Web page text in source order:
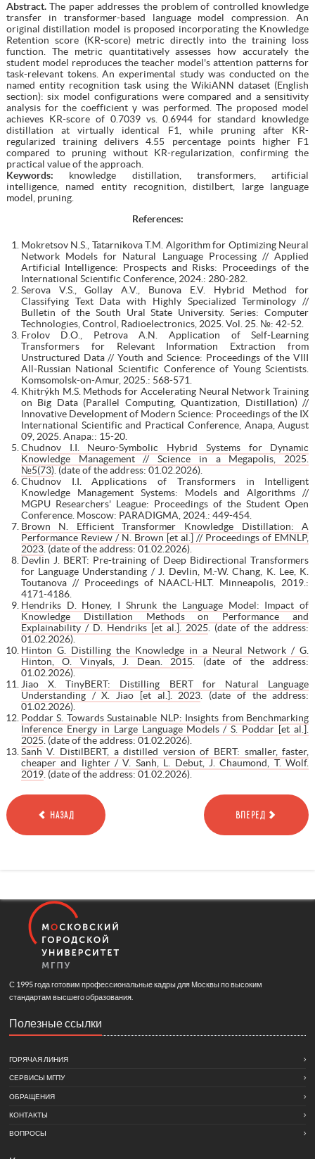
Abstract.The paper addresses the problem of controlled knowledge
transfer in transformer-based language model compression. An
original distillation model is proposed incorporating the Knowledge
Retention score (KR-score) metric directly into the training loss
function. The metric quantitatively assesses how accurately the
student model reproduces the teacher model's attention patterns for
task-relevant tokens. An experimental study was conducted on the
named entity recognition task using the WikiANN dataset (English
section): six model configurations were compared and a sensitivity
analysis for the coefficient γ was performed. The proposed model
achieves KR-score of 0.7039 vs. 0.6944 for standard knowledge
distillation at virtually identical F1, while pruning after KR-
regularized training delivers 4.55 percentage points higher F1
compared to pruning without KR-regularization, confirming the
practical value of the approach.
Keywords: knowledge distillation, transformers, artificial
intelligence, named entity recognition, distilbert, large language
model, pruning.
References:
Mokretsov N.S., Tatarnikova T.M. Algorithm for Optimizing Neural
Network Models for Natural Language Processing // Applied
Artificial Intelligence: Prospects and Risks: Proceedings of the
International Scientific Conference, 2024.: 280-282.
Serova V.S., Gollay A.V., Bunova E.V. Hybrid Method for
Classifying Text Data with Highly Specialized Terminology //
Bulletin of the South Ural State University. Series: Computer
Technologies, Control, Radioelectronics, 2025. Vol. 25. №: 42-52.
Frolov D.O., Petrova A.N. Application of Self-Learning
Transformers for Relevant Information Extraction from
Unstructured Data // Youth and Science: Proceedings of the VIII
All-Russian National Scientific Conference of Young Scientists.
Komsomolsk-on-Amur, 2025.: 568-571.
Khitrýkh M.S. Methods for Accelerating Neural Network Training
on Big Data (Parallel Computing, Quantization, Distillation) //
Innovative Development of Modern Science: Proceedings of the IX
International Scientific and Practical Conference, Anapa, August
09, 2025. Anapa:: 15-20.
Chudnov I.I. Neuro-Symbolic Hybrid Systems for Dynamic
Knowledge Management // Science in a Megapolis, 2025.
№5(73). (date of the address: 01.02.2026).
Chudnov I.I. Applications of Transformers in Intelligent
Knowledge Management Systems: Models and Algorithms //
MGPU Researchers' League: Proceedings of the Student Open
Conference. Moscow: PARADIGMA, 2024.: 449-454.
Brown N. Efficient Transformer Knowledge Distillation: A
Performance Review / N. Brown [et al.] // Proceedings of EMNLP,
2023. (date of the address: 01.02.2026).
Devlin J. BERT: Pre-training of Deep Bidirectional Transformers
for Language Understanding / J. Devlin, M.-W. Chang, K. Lee, K.
Toutanova // Proceedings of NAACL-HLT. Minneapolis, 2019.:
4171-4186.
Hendriks D. Honey, I Shrunk the Language Model: Impact of
Knowledge Distillation Methods on Performance and
Explainability / D. Hendriks [et al.]. 2025. (date of the address:
01.02.2026).
Hinton G. Distilling the Knowledge in a Neural Network / G.
Hinton, O. Vinyals, J. Dean. 2015. (date of the address:
01.02.2026).
Jiao X. TinyBERT: Distilling BERT for Natural Language
Understanding / X. Jiao [et al.]. 2023. (date of the address:
01.02.2026).
Poddar S. Towards Sustainable NLP: Insights from Benchmarking
Inference Energy in Large Language Models / S. Poddar [et al.].
2025. (date of the address: 01.02.2026).
Sanh V. DistilBERT, a distilled version of BERT: smaller, faster,
cheaper and lighter / V. Sanh, L. Debut, J. Chaumond, T. Wolf.
2019. (date of the address: 01.02.2026).
НАЗАД ВПЕРЕД
С 1995 года готовим профессиональные кадры для Москвы по высоким
стандартам высшего образования.
Полезные ссылки
ГОРЯЧАЯ ЛИНИЯ
СЕРВИСЫ МГПУ
ОБРАЩЕНИЯ
КОНТАКТЫ
ВОПРОСЫ